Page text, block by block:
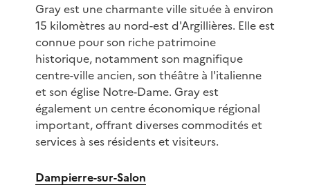
Gray est une charmante ville située à environ
15 kilomètres au nord-est d'Argillières. Elle est
connue pour son riche patrimoine
historique, notamment son magnifique
centre-ville ancien, son théâtre à l'italienne
et son église Notre-Dame. Gray est
également un centre économique régional
important, offrant diverses commodités et
services à ses résidents et visiteurs.
Dampierre-sur-Salon